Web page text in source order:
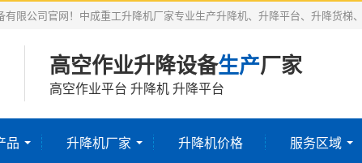
限公司官网！中成重工升降机厂家专业生产升降机、升降平台、升降货梯
高空作业升降设备生产厂家
高空作业平台 升降机 升降平台
品 升降机厂家 升降机价格 服务区域